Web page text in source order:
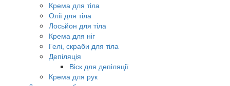
Крема для тіла
Олії для тіла
Лосьйон для тіла
Крема для ніг
Гелі, скраби для тіла
Депіляція
Віск для депіляції
Крема для рук